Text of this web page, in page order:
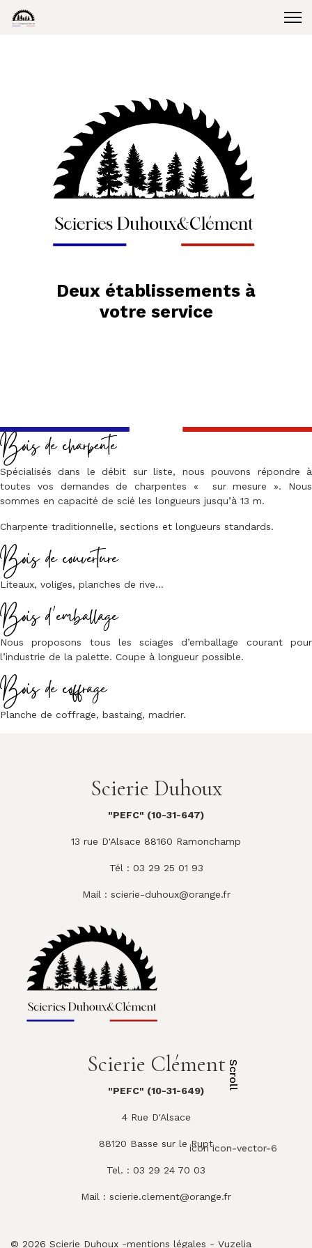
Deux établissements à
votre service
Scroll
icon icon-vector-6
Bois de charpente
Spécialisés dans le débit sur liste, nous pouvons répondre à
toutes vos demandes de charpentes « sur mesure ». Nous
sommes en capacité de scié les longueurs jusqu’à 13 m.
Charpente traditionnelle, sections et longueurs standards.
Bois de couverture
Liteaux, voliges, planches de rive…
Bois d’emballage
Nous proposons tous les sciages d’emballage courant pour
l’industrie de la palette. Coupe à longueur possible.
Bois de coffrage
Planche de coffrage, bastaing, madrier.
Scierie Duhoux
"PEFC" (10-31-647)
13 rue D'Alsace 88160 Ramonchamp
Tél : 03 29 25 01 93
Mail : scierie-duhoux@orange.fr
Scierie Clément
"PEFC" (10-31-649)
4 Rue D'Alsace
88120 Basse sur le Rupt
Tel. : 03 29 24 70 03
Mail : scierie.clement@orange.fr
© 2026 Scierie Duhoux -mentions légales - Vuzelia